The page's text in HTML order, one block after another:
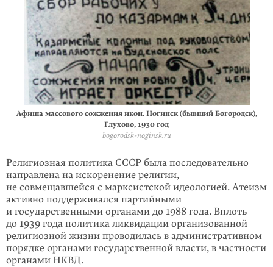
Афиша массового сожжения икон. Ногинск (бывший Богородск),
Глухово, 1930 год
bogorodsk-noginsk.ru
Религиозная политика СССР была последовательно
направлена на искоренение религии,
не совмещавшейся с марксистской идеологией. Атеизм
активно под­держивался партийными
и государственными органами до 1988 года. Вплоть
до 1939 года политика ликвидации организованной
религиозной жизни прово­дилась в административном
порядке органами государственной власти, в част­ности
органами НКВД.